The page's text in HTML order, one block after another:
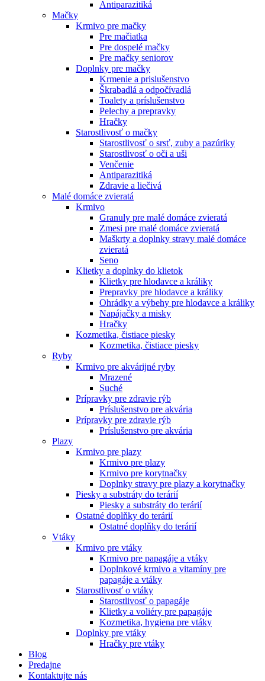
Antiparazitiká
Mačky
Krmivo pre mačky
Pre mačiatka
Pre dospelé mačky
Pre mačky seniorov
Doplnky pre mačky
Krmenie a prislušenstvo
Škrabadlá a odpočívadlá
Toalety а príslušenstvo
Pelechy a prepravky
Hračky
Starostlivosť o mačky
Starostlivosť o srsť, zuby a pazúriky
Starostlivosť o oči a uši
Venčenie
Antiparazitiká
Zdravie a liečivá
Malé domáce zvieratá
Krmivo
Granuly pre malé domáce zvieratá
Zmesi pre malé domáce zvieratá
Maškrty a doplnky stravy malé domáce
zvieratá
Seno
Klietky a doplnky do klietok
Klietky pre hlodavce a králiky
Prepravky pre hlodavce a králiky
Ohrádky a výbehy pre hlodavce a králiky
Napájačky a misky
Hračky
Kozmetika, čistiace piesky
Kozmetika, čistiace piesky
Ryby
Krmivo pre akvárijné ryby
Mrazené
Suché
Prípravky pre zdravie rýb
Príslušenstvo pre akvária
Prípravky pre zdravie rýb
Príslušenstvo pre akvária
Plazy
Krmivo pre plazy
Krmivo pre plazy
Krmivo pre korytnačky
Doplnky stravy pre plazy a korytnačky
Piesky a substráty do terárií
Piesky a substráty do terárií
Ostatné doplňky do terárií
Ostatné doplňky do terárií
Vtáky
Krmivo pre vtáky
Krmivo pre papagáje a vtáky
Doplnkové krmivo a vitamíny pre
papagáje a vtáky
Starostlivosť o vtáky
Starostlivosť o papagáje
Klietky a voliéry pre papagáje
Kozmetika, hygiena pre vtáky
Doplnky pre vtáky
Hračky pre vtáky
Blog
Predajne
Kontaktujte nás